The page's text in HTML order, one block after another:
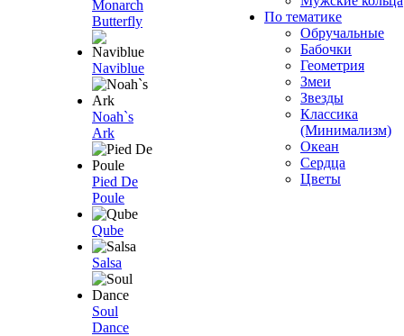
Monarch
Butterfly
Naviblue
Noah`s
Ark
Pied De
Poule
Qube
Salsa
Soul
Dance
По тематике
Обручальные
Бабочки
Геометрия
Змеи
Звезды
Классика
(Минимализм)
Океан
Сердца
Цветы